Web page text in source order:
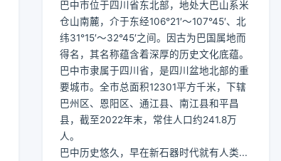
巴中市位于四川省东北部，地处大巴山系米
仓山南麓，介于东经106°21′～107°45′、北
纬31°15′～32°45′之间。因古为巴国属地而
得名，其名称蕴含着深厚的历史文化底蕴。
巴中市隶属于四川省，是四川盆地北部的重
要城市。全市总面积12301平方千米，下辖
巴州区、恩阳区、通江县、南江县和平昌
县，截至2022年末，常住人口约241.8万
人。
巴中历史悠久，早在新石器时代就有人类...